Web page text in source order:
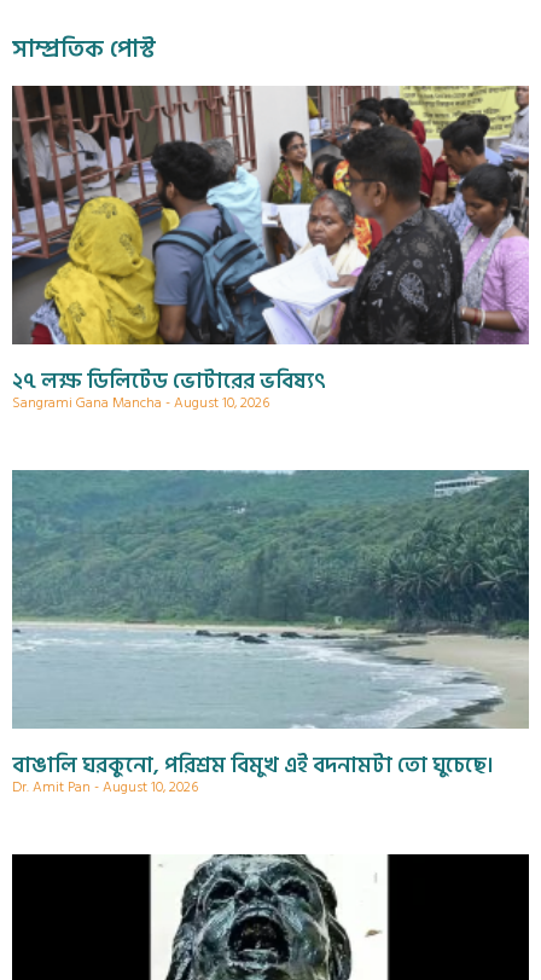
সাম্প্রতিক পোস্ট
২৭ লক্ষ ডিলিটেড ভোটারের ভবিষ্যৎ
Sangrami Gana Mancha August 10, 2026
বাঙালি ঘরকুনো, পরিশ্রম বিমুখ এই বদনামটা তো ঘুচেছে।
Dr. Amit Pan August 10, 2026